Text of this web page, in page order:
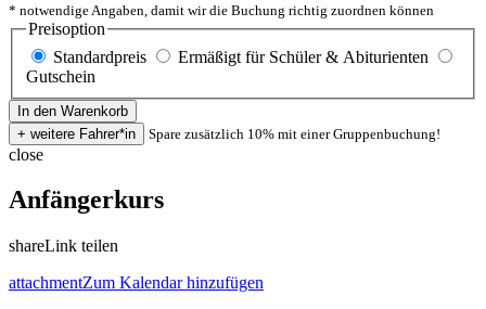
* notwendige Angaben, damit wir die Buchung richtig zuordnen können
Preisoption
Standardpreis
Ermäßigt für Schüler & Abiturienten
Gutschein
Spare zusätzlich 10% mit einer Gruppenbuchung!
close
Anfängerkurs
shareLink teilen
attachmentZum Kalendar hinzufügen